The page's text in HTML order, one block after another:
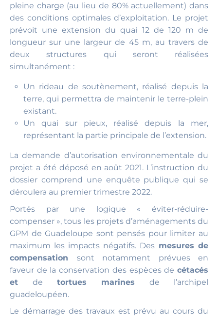
pleine charge (au lieu de 80% actuellement) dans
des conditions optimales d’exploitation. Le projet
prévoit une extension du quai 12 de 120 m de
longueur sur une largeur de 45 m, au travers de
deux structures qui seront réalisées
simultanément :
Un rideau de soutènement, réalisé depuis la
terre, qui permettra de maintenir le terre-plein
existant.
Un quai sur pieux, réalisé depuis la mer,
représentant la partie principale de l’extension.
La demande d’autorisation environnementale du
projet a été déposé en août 2021. L’instruction du
dossier comprend une enquête publique qui se
déroulera au premier trimestre 2022.
Portés par une logique « éviter-réduire-
compenser », tous les projets d’aménagements du
GPM de Guadeloupe sont pensés pour limiter au
maximum les impacts négatifs. Des mesures de
compensation sont notamment prévues en
faveur de la conservation des espèces de cétacés
et de tortues marines de l’archipel
guadeloupéen.
Le démarrage des travaux est prévu au cours du